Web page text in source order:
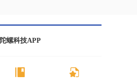
陀螺科技APP